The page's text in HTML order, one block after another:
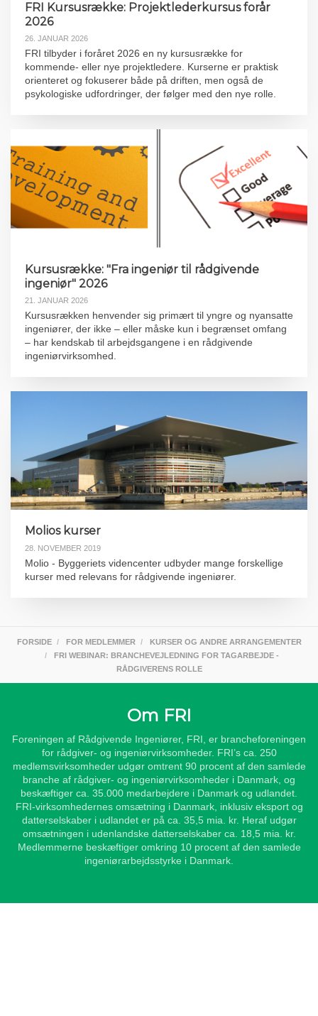
FRI Kursusrække: Projektlederkursus forår
2026
26. JANUAR 2026
FRI tilbyder i foråret 2026 en ny kursusrække for
kommende- eller nye projektledere. Kurserne er praktisk
orienteret og fokuserer både på driften, men også de
psykologiske udfordringer, der følger med den nye rolle.
Kursusrække: "Fra ingeniør til rådgivende
ingeniør" 2026
21. JANUAR 2026
Kursusrækken henvender sig primært til yngre og nyansatte
ingeniører, der ikke – eller måske kun i begrænset omfang
– har kendskab til arbejdsgangene i en rådgivende
ingeniørvirksomhed.
Molios kurser
28. NOVEMBER 2019
Molio - Byggeriets videncenter udbyder mange forskellige
kurser med relevans for rådgivende ingeniører.
FORSIDE FOR MEDLEMMER
KURSER OG ANDRE ARRANGEMENTER
FRI WEBINAR: BRANCHEVEJLEDNING FOR TAGARBEJDE -
RÅDGIVERENS ROLLE
Om FRI
Foreningen af Rådgivende Ingeniører, FRI, er brancheforeningen
for rådgiver- og ingeniørvirksomheder. FRI’s ca. 250
medlemsvirksomheder udgør omtrent 90 procent af den samlede
branche af rådgiver- og ingeniørvirksomheder i Danmark, og
beskæftiger ca. 35.000 medarbejdere i Danmark og udlandet.
FRI-virksomhedernes omsætning i Danmark, inklusiv eksport og
datterselskaber i udlandet er på ca. 35,5 mia. kr. Heraf udgør
omsætningen i udenlandske datterselskaber ca. 18,5 mia. kr.
Medlemmerne beskæftiger omkring 10 procent af den samlede
ingeniørarbejdsstyrke i Danmark.